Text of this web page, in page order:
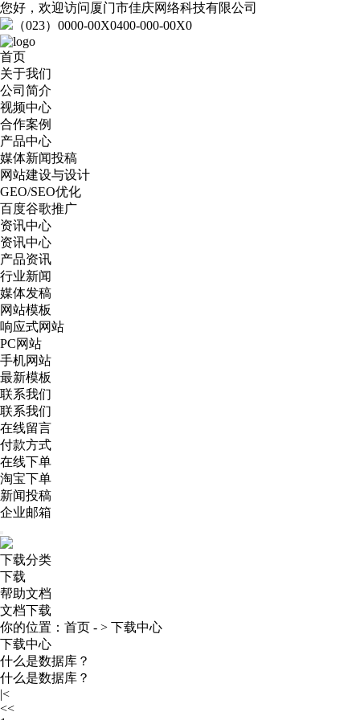
您好，欢迎访问厦门市佳庆网络科技有限公司
（023）0000-00X0400-000-00X0
首页
关于我们
公司简介
视频中心
合作案例
产品中心
媒体新闻投稿
网站建设与设计
GEO/SEO优化
百度谷歌推广
资讯中心
资讯中心
产品资讯
行业新闻
媒体发稿
网站模板
响应式网站
PC网站
手机网站
最新模板
联系我们
联系我们
在线留言
付款方式
在线下单
淘宝下单
新闻投稿
企业邮箱
下载分类
下载
帮助文档
文档下载
你的位置： 首页 - > 下载中心
下载中心
什么是数据库？
什么是数据库？
|<
<<